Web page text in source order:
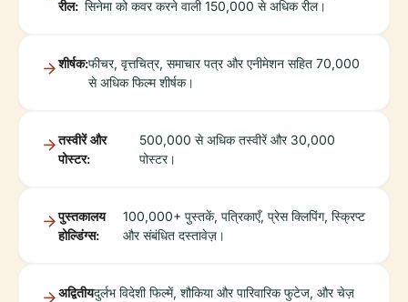
रील: सिनेमा को कवर करने वाली 150,000 से अधिक रील।
शीर्षक:फीचर, वृत्तचित्र, समाचार पत्र और एनीमेशन सहित 70,000
से अधिक फिल्म शीर्षक।
तस्वीरें और
पोस्टर:
500,000 से अधिक तस्वीरें और 30,000
पोस्टर।
पुस्तकालय
होल्डिंग्स:
100,000+ पुस्तकें, पत्रिकाएँ, प्रेस क्लिपिंग, स्क्रिप्ट
और संबंधित दस्तावेज़।
अद्वितीयदुर्लभ विदेशी फिल्में, शौकिया और पारिवारिक फुटेज, और चेज़